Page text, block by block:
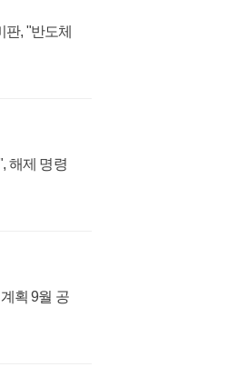
, "반도체
해제 명령
획 9월 공